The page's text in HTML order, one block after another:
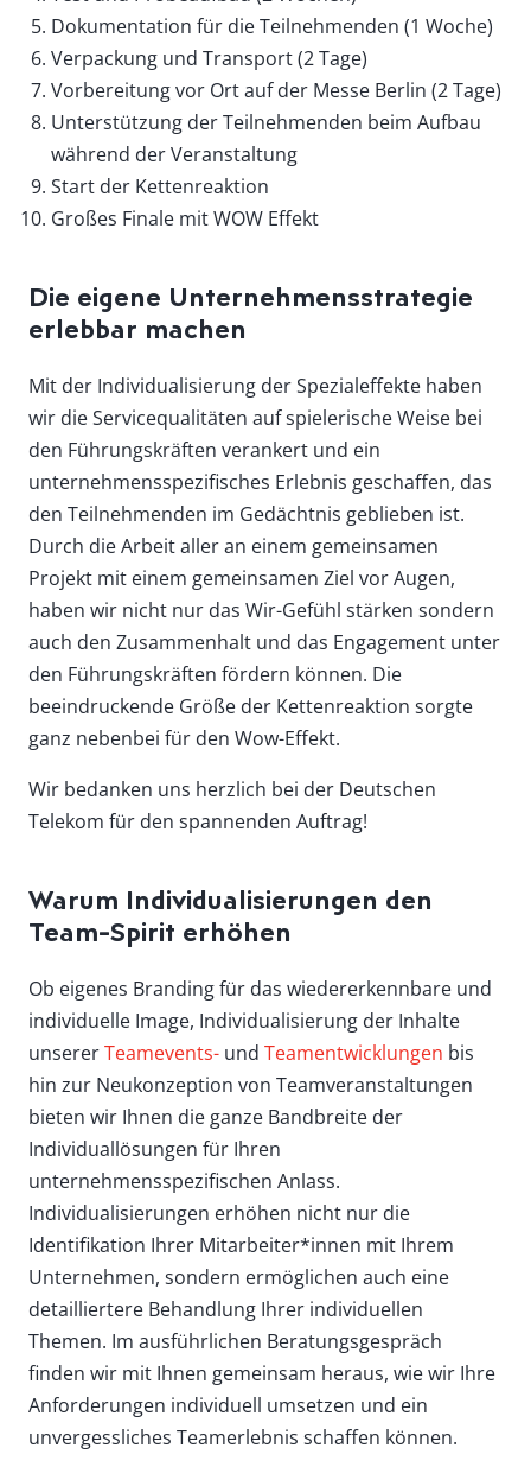
Dokumentation für die Teilnehmenden (1 Woche)
Verpackung und Transport (2 Tage)
Vorbereitung vor Ort auf der Messe Berlin (2 Tage)
Unterstützung der Teilnehmenden beim Aufbau
während der Veranstaltung
Start der Kettenreaktion
Großes Finale mit WOW Effekt
Die eigene Unternehmensstrategie
erlebbar machen
Mit der Individualisierung der Spezialeffekte haben
wir die Servicequalitäten auf spielerische Weise bei
den Führungskräften verankert und ein
unternehmensspezifisches Erlebnis geschaffen, das
den Teilnehmenden im Gedächtnis geblieben ist.
Durch die Arbeit aller an einem gemeinsamen
Projekt mit einem gemeinsamen Ziel vor Augen,
haben wir nicht nur das Wir-Gefühl stärken sondern
auch den Zusammenhalt und das Engagement unter
den Führungskräften fördern können. Die
beeindruckende Größe der Kettenreaktion sorgte
ganz nebenbei für den Wow-Effekt.
Wir bedanken uns herzlich bei der Deutschen
Telekom für den spannenden Auftrag!
Warum Individualisierungen den
Team-Spirit erhöhen
Ob eigenes Branding für das wiedererkennbare und
individuelle Image, Individualisierung der Inhalte
unsererTeamevents- und Teamentwicklungen bis
hin zur Neukonzeption von Teamveranstaltungen
bieten wir Ihnen die ganze Bandbreite der
Individuallösungen für Ihren
unternehmensspezifischen Anlass.
Individualisierungen erhöhen nicht nur die
Identifikation Ihrer Mitarbeiter*innen mit Ihrem
Unternehmen, sondern ermöglichen auch eine
detailliertere Behandlung Ihrer individuellen
Themen. Im ausführlichen Beratungsgespräch
finden wir mit Ihnen gemeinsam heraus, wie wir Ihre
Anforderungen individuell umsetzen und ein
unvergessliches Teamerlebnis schaffen können.